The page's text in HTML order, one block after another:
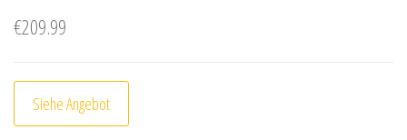
€209.99
Siehe Angebot